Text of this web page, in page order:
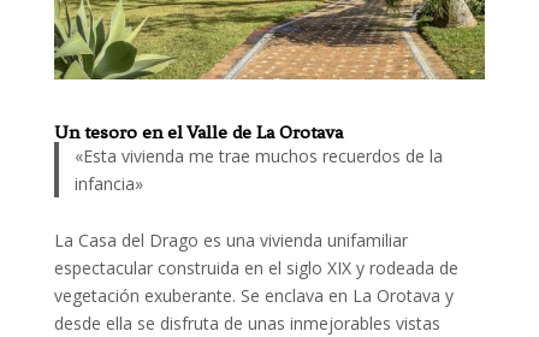
Un tesoro en el Valle de La Orotava
«Esta vivienda me trae muchos recuerdos de la
infancia»
La Casa del Drago es una vivienda unifamiliar
espectacular construida en el siglo XIX y rodeada de
vegetación exuberante. Se enclava en La Orotava y
desde ella se disfruta de unas inmejorables vistas